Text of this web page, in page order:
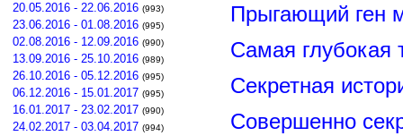
20.05.2016 - 22.06.2016 (993)
23.06.2016 - 01.08.2016 (995)
02.08.2016 - 12.09.2016 (990)
13.09.2016 - 25.10.2016 (989)
26.10.2016 - 05.12.2016 (995)
06.12.2016 - 15.01.2017 (995)
16.01.2017 - 23.02.2017 (990)
24.02.2017 - 03.04.2017 (994)
Прыгающий ген
Самая глубокая
Секретная
Совершенно